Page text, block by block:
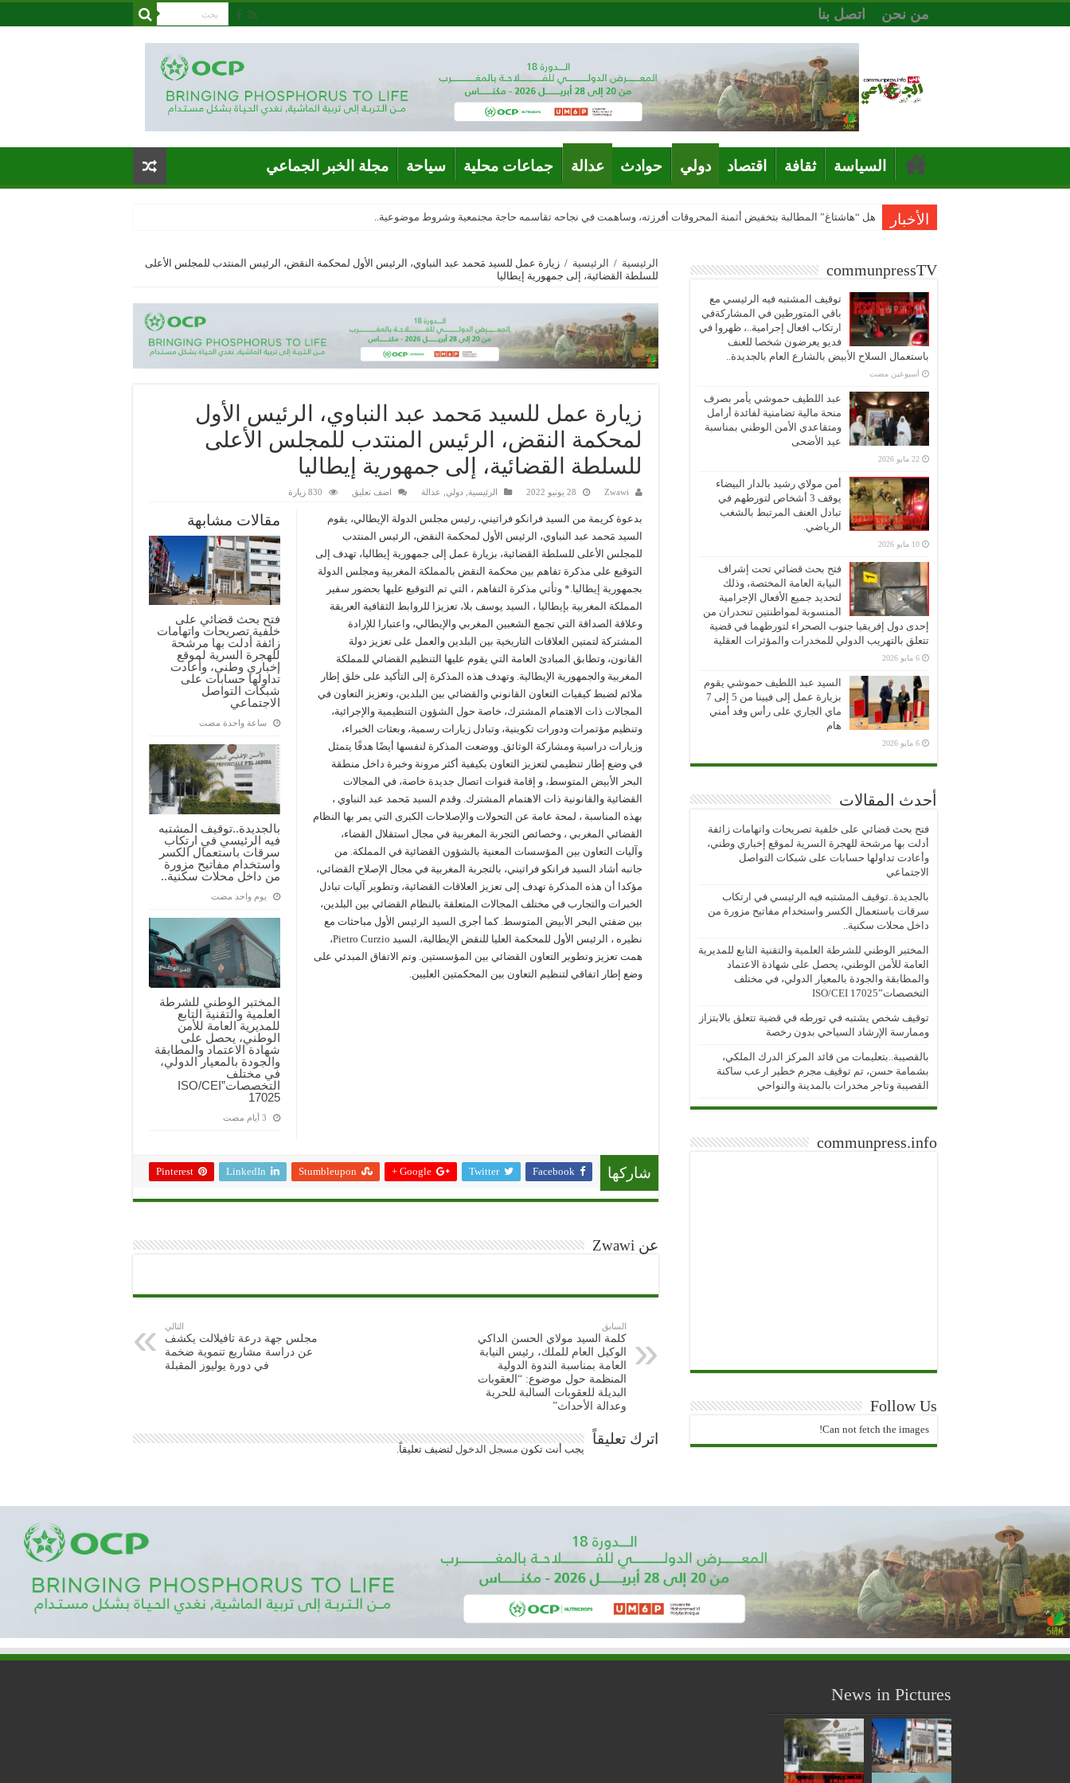
من نحن اتصل بنا
السياسة ثقافة اقتصاد دولي حوادث عدالة جماعات محلية سياحة مجلة الخبر الجماعي
الأخبار هل “هاشتاغ” المطالبة بتخفيض أثمنة المحروقات أفرزته، وساهمت في نجاحه تقاسمه حاجة مجتمعية وشروط موضوعية..
الرئيسية / الرئيسية / زيارة عمل للسيد مَحمد عبد النباوي، الرئيس الأول لمحكمة النقض، الرئيس المنتدب للمجلس الأعلى
للسلطة القضائية، إلى جمهورية إيطاليا
زيارة عمل للسيد مَحمد عبد النباوي، الرئيس الأول
لمحكمة النقض، الرئيس المنتدب للمجلس الأعلى
للسلطة القضائية، إلى جمهورية إيطاليا
Zwawi 28 يونيو 2022 الرئيسية دولي عدالة اضف تعليق 830 زيارة
مقالات مشابهة
فتح بحث قضائي على
خلفية تصريحات واتهامات
زائفة أدلت بها مرشحة
للهجرة السرية لموقع
إخباري وطني، وأعادت
تداولها حسابات على
شبكات التواصل
الاجتماعي
‏ساعة واحدة مضت
بالجديدة..توقيف المشتبه
فيه الرئيسي في ارتكاب
سرقات باستعمال الكسر
واستخدام مفاتيح مزورة
من داخل محلات سكنية..
‏يوم واحد مضت
المختبر الوطني للشرطة
العلمية والتقنية التابع
للمديرية العامة للأمن
الوطني، يحصل على
شهادة الاعتماد والمطابقة
والجودة بالمعيار الدولي،
في مختلف
التخصصات”ISO/CEI
17025
بدعوة كريمة من السيد فرانكو فراتيني، رئيس مجلس الدولة الإيطالي، يقوم
السيد مَحمد عبد النباوي، الرئيس الأول لمحكمة النقض، الرئيس المنتدب
للمجلس الأعلى للسلطة القضائية، بزيارة عمل إلى جمهورية إيطاليا، تهدف إلى
التوقيع على مذكرة تفاهم بين محكمة النقض بالمملكة المغربية ومجلس الدولة
بجمهورية إيطاليا.* وتأتي مذكرة التفاهم ، التي تم التوقيع عليها بحضور سفير
المملكة المغربية بإيطاليا ، السيد يوسف بلا، تعزيزا للروابط الثقافية العريقة
وعلاقة الصداقة التي تجمع الشعبين المغربي والإيطالي، واعتبارا للإرادة
المشتركة لتمتين العلاقات التاريخية بين البلدين والعمل على تعزيز دولة
القانون، وتطابق المبادئ العامة التي يقوم عليها التنظيم القضائي للمملكة
المغربية والجمهورية الإيطالية. وتهدف هذه المذكرة إلى التأكيد على خلق إطار
ملائم لضبط كيفيات التعاون القانوني والقضائي بين البلدين، وتعزيز التعاون في
المجالات ذات الاهتمام المشترك، خاصة حول الشؤون التنظيمية والإجرائية،
وتنظيم مؤتمرات ودورات تكوينية، وتبادل زيارات رسمية، وبعثات الخبراء،
وزيارات دراسية ومشاركة الوثائق. ووضعت المذكرة لنفسها أيضًا هدفًا يتمثل
في وضع إطار تنظيمي لتعزيز التعاون بكيفية أكثر مرونة وخبرة داخل منطقة
البحر الأبيض المتوسط، و إقامة قنوات اتصال جديدة خاصة، في المجالات
القضائية والقانونية ذات الاهتمام المشترك. وقدم السيد مَحمد عبد النباوي ،
بهذه المناسبة ، لمحة عامة عن التحولات والإصلاحات الكبرى التي يمر بها النظام
القضائي المغربي ، وخصائص التجربة المغربية في مجال استقلال القضاء،
وآليات التعاون بين المؤسسات المعنية بالشؤون القضائية في المملكة. من
جانبه أشاد السيد فرانكو فراتيني، بالتجربة المغربية في مجال الإصلاح القضائي،
مؤكدا أن هذه المذكرة تهدف إلى تعزيز العلاقات القضائية، وتطوير آليات تبادل
الخبرات والتجارب في مختلف المجالات المتعلقة بالنظام القضائي بين البلدين،
بين ضفتي البحر الأبيض المتوسط. كما أجرى السيد الرئيس الأول مباحثات مع
نظيره ، الرئيس الأول للمحكمة العليا للنقض الإيطالية، السيد Pietro Curzio،
همت تعزيز وتطوير التعاون القضائي بين المؤسستين. وتم الاتفاق المبدئي على
وضع إطار اتفاقي لتنظيم التعاون بين المحكمتين العليين.
شاركها Facebook
Twitter
Google +
Stumbleupon
LinkedIn
Pinterest
عن Zwawi
السابق
كلمة السيد مولاي الحسن الداكي
الوكيل العام للملك، رئيس النيابة
العامة بمناسبة الندوة الدولية
المنظمة حول موضوع: “العقوبات
البديلة للعقوبات السالبة للحرية
وعدالة الأحداث”
التالي
مجلس جهة درعة تافيلالت يكشف
عن دراسة مشاريع تنموية ضخمة
في دورة يوليوز المقبلة
اترك تعليقاً
يجب أنت تكون مسجل الدخول لتضيف تعليقاً.
communpressTV
توقيف المشتبه فيه الرئيسي مع
باقي المتورطين في المشاركةفي
ارتكاب افعال إجرامية..، ظهروا في
فديو يعرضون شخصا للعنف
باستعمال السلاح الأبيض بالشارع العام بالجديدة..
‏أسبوعين مضت
عبد اللطيف حموشي يأمر بصرف
منحة مالية تضامنية لفائدة أرامل
ومتقاعدي الأمن الوطني بمناسبة
عيد الأضحى
22 مايو 2026
أمن مولاي رشيد بالدار البيضاء
يوقف 3 أشخاص لتورطهم في
تبادل العنف المرتبط بالشغب
الرياضي.
10 مايو 2026
فتح بحث قضائي تحت إشراف
النيابة العامة المختصة، وذلك
لتحديد جميع الأفعال الإجرامية
المنسوبة لمواطنتين تنحدران من
إحدى دول إفريقيا جنوب الصحراء لتورطهما في قضية
تتعلق بالتهريب الدولي للمخدرات والمؤثرات العقلية
6 مايو 2026
السيد عبد اللطيف حموشي يقوم
بزيارة عمل إلى فيينا من 5 إلى 7
ماي الجاري على رأس وفد أمني
هام
6 مايو 2026
أحدث المقالات
فتح بحث قضائي على خلفية تصريحات واتهامات زائفة
أدلت بها مرشحة للهجرة السرية لموقع إخباري وطني،
وأعادت تداولها حسابات على شبكات التواصل
الاجتماعي
بالجديدة..توقيف المشتبه فيه الرئيسي في ارتكاب
سرقات باستعمال الكسر واستخدام مفاتيح مزورة من
داخل محلات سكنية..
المختبر الوطني للشرطة العلمية والتقنية التابع للمديرية
العامة للأمن الوطني، يحصل على شهادة الاعتماد
والمطابقة والجودة بالمعيار الدولي، في مختلف
التخصصات”ISO/CEI 17025
توقيف شخص يشتبه في تورطه في قضية تتعلق بالابتزاز
وممارسة الإرشاد السياحي بدون رخصة
بالقصيبة..بتعليمات من قائد المركز الدرك الملكي،
بشمامة حسن، تم توقيف مجرم خطير ارعب ساكنة
القصيبة وتاجر مخدرات بالمدينة والنواحي
communpress.info
Follow Us
Can not fetch the images!
News in Pictures